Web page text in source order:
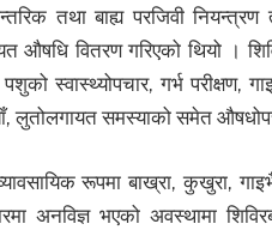
तथा बाह्य परजिवी
औषधि वितरण गरिएको थियो ।
स्वास्थ्योपचार, गर्भ परीक्षण,
लुतोलगायत समस्याको समेत
रूपमा बाख्रा, कुखुरा,
अनविज्ञ भएको अवस्थामा